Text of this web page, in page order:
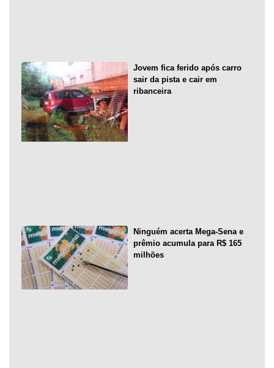
Jovem fica ferido após carro
sair da pista e cair em
ribanceira
Ninguém acerta Mega-Sena e
prêmio acumula para R$ 165
milhões